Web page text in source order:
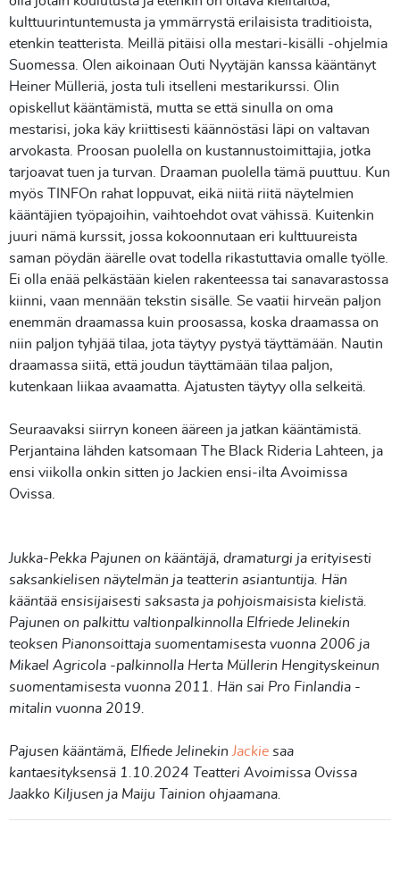
kulttuurintuntemusta ja ymmärrystä erilaisista traditioista,
etenkin teatterista. Meillä pitäisi olla mestari-kisälli -ohjelmia
Suomessa. Olen aikoinaan Outi Nyytäjän kanssa kääntänyt
Heiner Mülleriä, josta tuli itselleni mestarikurssi. Olin
opiskellut kääntämistä, mutta se että sinulla on oma
mestarisi, joka käy kriittisesti käännöstäsi läpi on valtavan
arvokasta. Proosan puolella on kustannustoimittajia, jotka
tarjoavat tuen ja turvan. Draaman puolella tämä puuttuu. Kun
myös TINFOn rahat loppuvat, eikä niitä riitä näytelmien
kääntäjien työpajoihin, vaihtoehdot ovat vähissä. Kuitenkin
juuri nämä kurssit, jossa kokoonnutaan eri kulttuureista
saman pöydän äärelle ovat todella rikastuttavia omalle työlle.
Ei olla enää pelkästään kielen rakenteessa tai sanavarastossa
kiinni, vaan mennään tekstin sisälle. Se vaatii hirveän paljon
enemmän draamassa kuin proosassa, koska draamassa on
niin paljon tyhjää tilaa, jota täytyy pystyä täyttämään. Nautin
draamassa siitä, että joudun täyttämään tilaa paljon,
kutenkaan liikaa avaamatta. Ajatusten täytyy olla selkeitä.
Seuraavaksi siirryn koneen ääreen ja jatkan kääntämistä.
Perjantaina lähden katsomaan The Black Rideria Lahteen, ja
ensi viikolla onkin sitten jo Jackien ensi-ilta Avoimissa
Ovissa.
Jukka-Pekka Pajunen on kääntäjä, dramaturgi ja erityisesti
saksankielisen näytelmän ja teatterin asiantuntija. Hän
kääntää ensisijaisesti saksasta ja pohjoismaisista kielistä.
Pajunen on palkittu valtionpalkinnolla Elfriede Jelinekin
teoksen Pianonsoittaja suomentamisesta vuonna 2006 ja
Mikael Agricola -palkinnolla Herta Müllerin Hengityskeinun
suomentamisesta vuonna 2011. Hän sai Pro Finlandia -
mitalin vuonna 2019.
Pajusen kääntämä, Elfiede Jelinekin Jackie saa
kantaesityksensä 1.10.2024 Teatteri Avoimissa Ovissa
Jaakko Kiljusen ja Maiju Tainion ohjaamana.